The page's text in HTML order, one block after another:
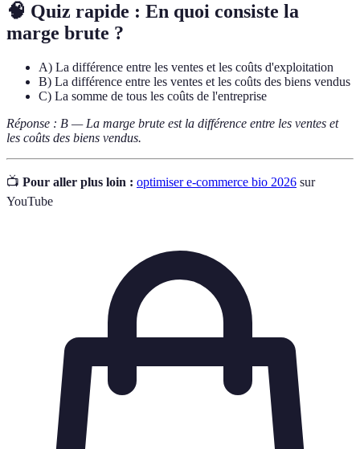
🧠 Quiz rapide : En quoi consiste la
marge brute ?
A) La différence entre les ventes et les coûts d'exploitation
B) La différence entre les ventes et les coûts des biens vendus
C) La somme de tous les coûts de l'entreprise
Réponse : B — La marge brute est la différence entre les ventes et
les coûts des biens vendus.
📺 Pour aller plus loin : optimiser e-commerce bio 2026 sur
YouTube